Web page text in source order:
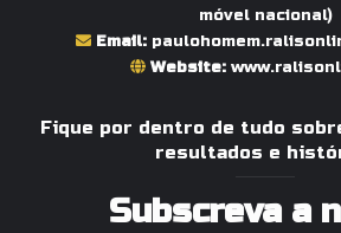
móvel nacional)
Email:
Website:
Fique por dentro de tudo
resultados e
Subscreva a